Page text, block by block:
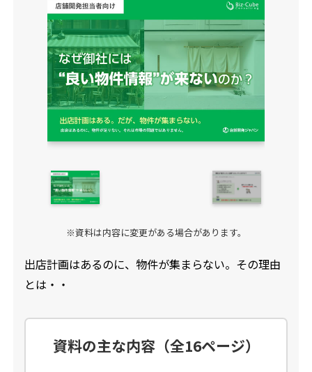
物件情報収集
会社情報
ごあいさつ
会社概要
仲介業者様へ
弊社クライアント様の出店条件
物件情報を紹介する
※資料は内容に変更がある場合があります。
出店計画はあるのに、物件が集まらない。その理由
とは・・
資料の主な内容（全16ページ）